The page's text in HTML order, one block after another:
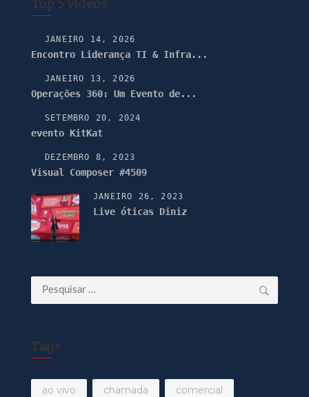
Top 5 vídeos
JANEIRO 14, 2026
Encontro Liderança TI & Infra...
JANEIRO 13, 2026
Operações 360: Um Evento de...
SETEMBRO 20, 2024
evento KitKat
DEZEMBRO 8, 2023
Visual Composer #4509
JANEIRO 26, 2023
Live óticas Diniz
Pesquisar
por:
Tags
ao vivo chamada comercial